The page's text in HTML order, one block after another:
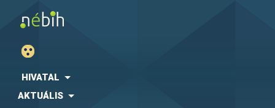
HIVATAL
AKTUÁLIS